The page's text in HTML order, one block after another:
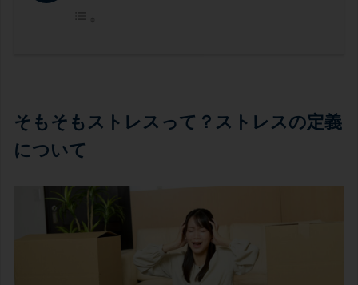
そもそもストレスって？ストレスの定義
について